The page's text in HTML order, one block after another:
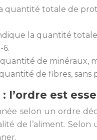
quantité totale de
la quantité totale
6.
de minéraux,
de fibres,
l’ordre est
selon un ordre
de l’aliment. Selon